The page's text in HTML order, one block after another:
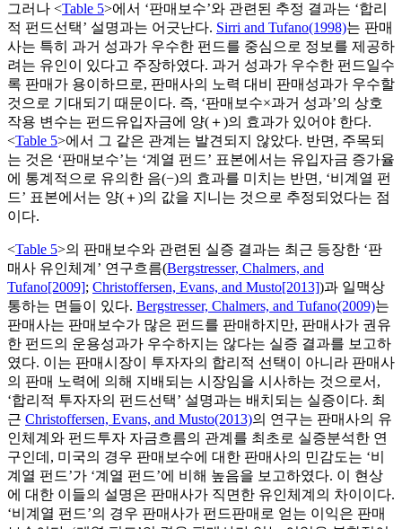
그러나 <Table 5>에서 ‘판매보수’와 관련된 추정 결과는 ‘합리
적 펀드선택’ 설명과는 어긋난다. Sirri and Tufano(1998)는 판매
사는 특히 과거 성과가 우수한 펀드를 중심으로 정보를 제공하
려는 유인이 있다고 주장하였다. 과거 성과가 우수한 펀드일수
록 판매가 용이하므로, 판매사의 노력 대비 판매성과가 우수할
것으로 기대되기 때문이다. 즉, ‘판매보수×과거 성과’의 상호
작용 변수는 펀드유입자금에 양(＋)의 효과가 있어야 한다.
<Table 5>에서 그 같은 관계는 발견되지 않았다. 반면, 주목되
는 것은 ‘판매보수’는 ‘계열 펀드’ 표본에서는 유입자금 증가율
에 통계적으로 유의한 음(−)의 효과를 미치는 반면, ‘비계열 펀
드’ 표본에서는 양(＋)의 값을 지니는 것으로 추정되었다는 점
이다.
<Table 5>의 판매보수와 관련된 실증 결과는 최근 등장한 ‘판
매사 유인체계’ 연구흐름(Bergstresser, Chalmers, and
Tufano[2009]; Christoffersen, Evans, and Musto[2013])과 일맥상
통하는 면들이 있다. Bergstresser, Chalmers, and Tufano(2009)는
판매사는 판매보수가 많은 펀드를 판매하지만, 판매사가 권유
한 펀드의 운용성과가 우수하지는 않다는 실증 결과를 보고하
였다. 이는 판매시장이 투자자의 합리적 선택이 아니라 판매사
의 판매 노력에 의해 지배되는 시장임을 시사하는 것으로서,
‘합리적 투자자의 펀드선택’ 설명과는 배치되는 실증이다. 최
근 Christoffersen, Evans, and Musto(2013)의 연구는 판매사의 유
인체계와 펀드투자 자금흐름의 관계를 최초로 실증분석한 연
구인데, 미국의 경우 판매보수에 대한 판매사의 민감도는 ‘비
계열 펀드’가 ‘계열 펀드’에 비해 높음을 보고하였다. 이 현상
에 대한 이들의 설명은 판매사가 직면한 유인체계의 차이이다.
‘비계열 펀드’의 경우 판매사가 펀드판매로 얻는 이익은 판매